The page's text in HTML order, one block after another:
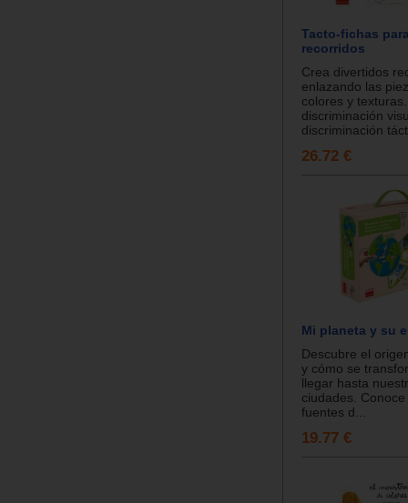
Tacto-fichas
recorridos
Crea divertidos
enlazando las
colores y
discriminación
discriminación
26.72 €
Mi planeta y su
Descubre el
y cómo se
llegar hasta
ciudades.
fuentes d...
19.77 €